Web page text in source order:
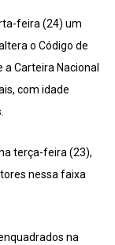
feira (24) um
o Código de
Carteira Nacional
com idade
terça-feira (23),
nessa faixa
na